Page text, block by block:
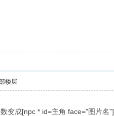
楼层
变成[npc * id=主角 face="图片名"]